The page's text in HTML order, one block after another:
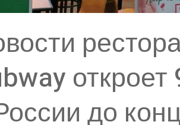
до